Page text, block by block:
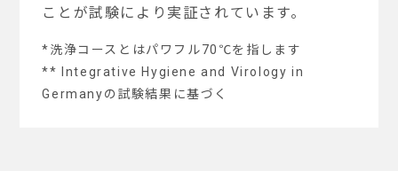
ことが試験により実証されています。
*洗浄コースとはパワフル70℃を指します
** Integrative Hygiene and Virology in
Germanyの試験結果に基づく